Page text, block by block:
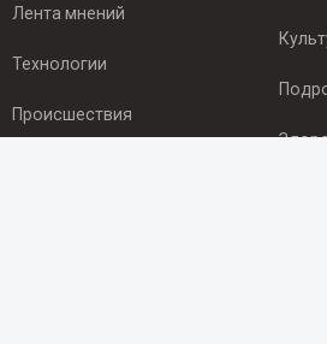
Лента мнений
Технологии
Происшествия